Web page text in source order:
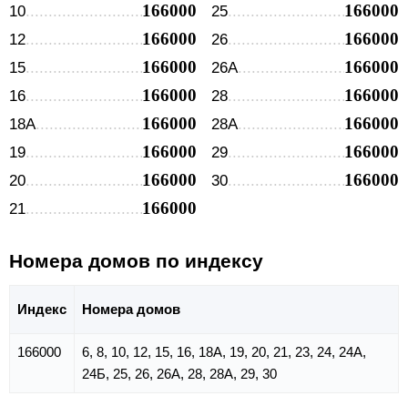
10 166000
12 166000
15 166000
16 166000
18А 166000
19 166000
20 166000
21 166000
25 166000
26 166000
26А 166000
28 166000
28А 166000
29 166000
30 166000
Номера домов по индексу
Индекс Номера домов
166000
6, 8, 10, 12, 15, 16, 18А, 19, 20, 21, 23, 24, 24А,
24Б, 25, 26, 26А, 28, 28А, 29, 30